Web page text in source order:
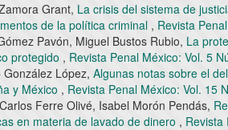
Grant, La crisis del sistema de
de la política criminal , Revista
Pavón, Miguel Bustos Rubio, La
protegido , Revista Penal México: Vol. 5
González López, Algunas notas sobre el
y México , Revista Penal México: Vol. 15
Ferre Olivé, Isabel Morón Pendás,
en materia de lavado de dinero , Revista